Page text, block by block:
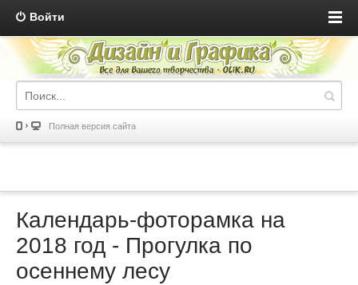
Войти
Полная версия сайта
Календарь-фоторамка на
2018 год - Прогулка по
осеннему лесу